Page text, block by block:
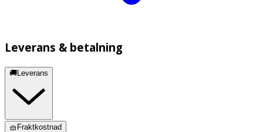
Leverans & betalning
🚚Leverans
🧺Fraktkostnad